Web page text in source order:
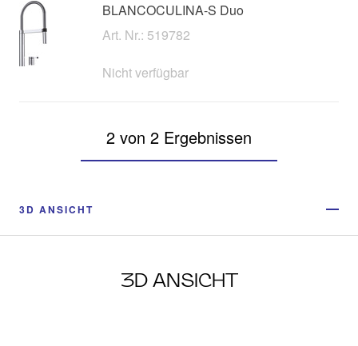
BLANCOCULINA-S Duo
Art. Nr.: 519782
Nicht verfügbar
2 von 2 Ergebnissen
3D ANSICHT
3D ANSICHT